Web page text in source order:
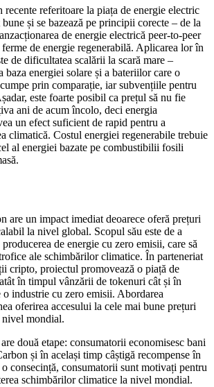
referitoare la piața de energie electric
și se bazează pe principii corecte – de la
de energie electrică peer-to-peer
de energie regenerabilă. Aplicarea lor în
de dificultatea scalării la scară mare –
baza energiei solare și a bateriilor care o
prin comparație, iar subvențiile pentru
este foarte posibil ca prețul să nu fie
ani de acum încolo, deci energia
un efect suficient de rapid pentru a
climatică. Costul energiei regenerabile trebuie
al energiei bazate pe combustibilii fosili
are un impact imediat deoarece oferă prețuri
la nivel global. Scopul său este de a
de energie cu zero emisii, care să
ale schimbărilor climatice. În parteneriat
cripto, proiectul promovează o piață de
în timpul vânzării de tokenuri cât și în
industrie cu zero emisii. Abordarea
oferirea accesului la cele mai bune prețuri
nivel mondial.
două etape: consumatorii economisesc bani
și în același timp câștigă recompense în
consecință, consumatorii sunt motivați pentru
schimbărilor climatice la nivel mondial.